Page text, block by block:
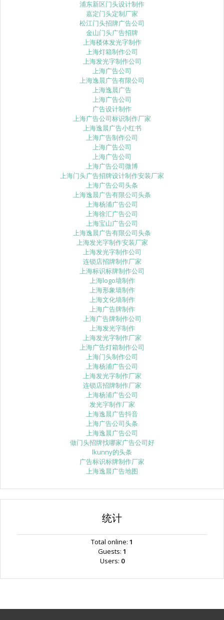
浦东新区门头设计制作
嘉定门头定制厂家
松江门头招牌广告公司
金山门头广告招牌
上海楼体发光字制作
上海灯箱制作公司
上海发光字制作公司
上海广告公司
上海逸晨广告有限公司
上海逸晨广告
上海广告公司
广告设计制作
上海广告公司标识制作厂家
上海逸晨广告小红书
上海广告制作公司
上海广告公司
上海广告公司
上海广告公司微博
上海门头广告招牌设计制作安装厂家
上海广告公司头条
上海逸晨广告有限公司头条
上海杨浦广告公司
上海徐汇广告公司
上海宝山广告公司
上海逸晨广告有限公司头条
上海发光字制作安装厂家
上海发光字制作公司
连锁店招牌制作厂家
上海标识标牌制作公司
上海logo墙制作
上海形象墙制作
上海文化墙制作
上海广告牌制作
上海广告牌制作公司
上海发光字制作
上海发光字制作厂家
上海广告灯箱制作公司
上海门头制作公司
上海杨浦广告公司
上海发光字制作厂家
连锁店招牌制作厂家
上海杨浦广告公司
发光字制作厂家
上海逸晨广告抖音
上海广告公司头条
上海逸晨广告公司
做门头招牌找哪家广告公司好
lkunny的头条
广告标识标牌制作厂家
上海逸晨广告地图
统计
Total online: 1
Guests: 1
Users: 0